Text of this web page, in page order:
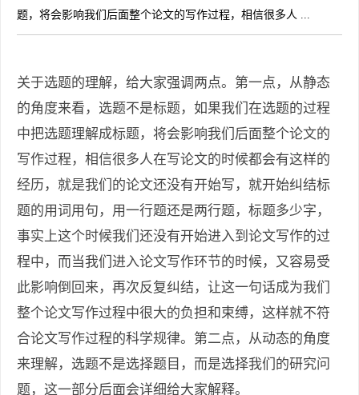
题，将会影响我们后面整个论文的写作过程，相信很多人 ...
关于选题的理解，给大家强调两点。第一点，从静态
的角度来看，选题不是标题，如果我们在选题的过程
中把选题理解成标题，将会影响我们后面整个论文的
写作过程，相信很多人在写论文的时候都会有这样的
经历，就是我们的论文还没有开始写，就开始纠结标
题的用词用句，用一行题还是两行题，标题多少字，
事实上这个时候我们还没有开始进入到论文写作的过
程中，而当我们进入论文写作环节的时候，又容易受
此影响倒回来，再次反复纠结，让这一句话成为我们
整个论文写作过程中很大的负担和束缚，这样就不符
合论文写作过程的科学规律。第二点，从动态的角度
来理解，选题不是选择题目，而是选择我们的研究问
题，这一部分后面会详细给大家解释。